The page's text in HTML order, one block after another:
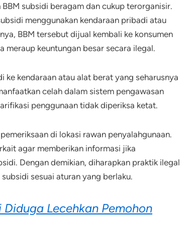
subsidi beragam dan cukup terorganisir.
menggunakan kendaraan pribadi atau
BBM tersebut dijual kembali ke konsumen
meraup keuntungan besar secara ilegal.
ke kendaraan atau alat berat yang seharusnya
celah dalam sistem pengawasan
penggunaan tidak diperiksa ketat.
di lokasi rawan penyalahgunaan.
agar memberikan informasi jika
Dengan demikian, diharapkan praktik ilegal
sesuai aturan yang berlaku.
Lecehkan Pemohon